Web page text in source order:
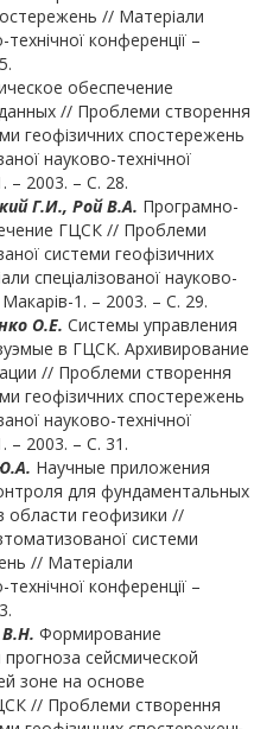
// Матеріали
конференції –
обеспечение
// Проблеми створення
геофізичних спостережень
науково-технічної
– 2003. – С. 28.
Г.И., Рой В.А. Програмно-
ГЦСК // Проблеми
системи геофізичних
спеціалізованої науково-
Макарів-1. – 2003. – С. 29.
О.Е. Системы управления
в ГЦСК. Архивирование
// Проблеми створення
геофізичних спостережень
науково-технічної
– 2003. – С. 31.
Научные приложения
для фундаментальных
области геофизики //
системи
// Матеріали
конференції –
Формирование
сейсмической
зоне на основе
// Проблеми створення